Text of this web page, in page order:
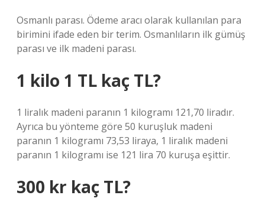
Osmanlı parası. Ödeme aracı olarak kullanılan para
birimini ifade eden bir terim. Osmanlıların ilk gümüş
parası ve ilk madeni parası.
1 kilo 1 TL kaç TL?
1 liralık madeni paranın 1 kilogramı 121,70 liradır.
Ayrıca bu yönteme göre 50 kuruşluk madeni
paranın 1 kilogramı 73,53 liraya, 1 liralık madeni
paranın 1 kilogramı ise 121 lira 70 kuruşa eşittir.
300 kr kaç TL?